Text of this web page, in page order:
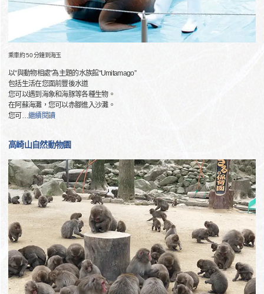
乘車約 50 分鐘到海玉
以“與動物相處”為主題的水族館“Umitamago”
包括生活在您面前豐後水道
您可以遇到海象和海豚等各種生物。
在阿蘇海灘，您可以赤腳進入沙灘。
您可 …繼續閱讀
高崎山自然動物園